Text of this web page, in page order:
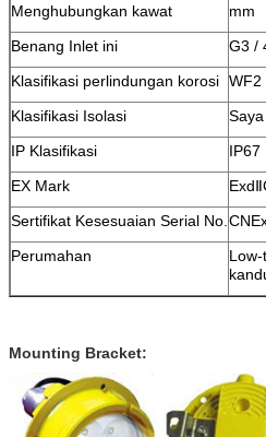
Menghubungkan kawat
mm
Benang Inlet ini
G3 /
Klasifikasi perlindungan korosi WF2
Klasifikasi Isolasi
Saya
IP Klasifikasi
IP67
EX Mark
Sertifikat Kesesuaian Serial No.
Perumahan
Mounting Bracket: